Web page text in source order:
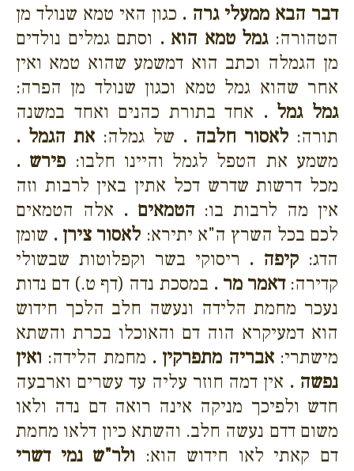
דבר הבא ממעלי גרה . כגון האי טמא שנולד מן
הטהורה:גמל טמא הוא . וסתם גמלים נולדים
מן הגמלה וכתב הוא דמשמע שהוא טמא ואין
אחר שהוא גמל טמא וכגון שנולד מן הפרה:
גמל גמל . אחד בתורת כהנים ואחד במשנה
תורה:לאסור חלבה . של גמלה: את הגמל .
משמע את הטפל לגמל והיינו חלבו: פירש .
מכל דרשות שדרש דכל אתין באין לרבות וזה
אין מה לרבות בו: הטמאים . אלה הטמאים
לכם בכל השרץ ה"א יתירא: לאסור צירן . שומן
הדג: קיפה . ריסוקי בשר וקפלוטות שבשולי
קדירה:דאמר מר . במסכת נדה (דף ט.) דם נדות
נעכר מחמת הלידה ונעשה חלב הלכך חידוש
הוא דמעיקרא הוה דם והאוכלו בכרת והשתא
מישתרי:אבריה מתפרקין . מחמת הלידה: ואין
נפשה . אין דמה חוזר עליה עד עשרים וארבעה
חדש ולפיכך מניקה אינה רואה דם נדה ולאו
משום דדם נעשה חלב. והשתא כיון דלאו מחמת
דם קאתי לאו חידוש הוא: ולר"ש נמי דשרי